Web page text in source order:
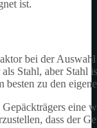
ist.
bei der
Stahl, aber Stahl
zu den
dass der